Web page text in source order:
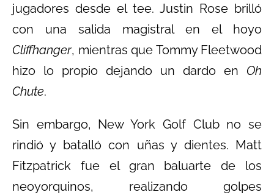
jugadores desde el tee. Justin Rose brilló
con una salida magistral en el hoyo
Cliffhanger, mientras que Tommy Fleetwood
hizo lo propio dejando un dardo en Oh
Chute.
Sin embargo, New York Golf Club no se
rindió y batalló con uñas y dientes. Matt
Fitzpatrick fue el gran baluarte de los
neoyorquinos, realizando golpes